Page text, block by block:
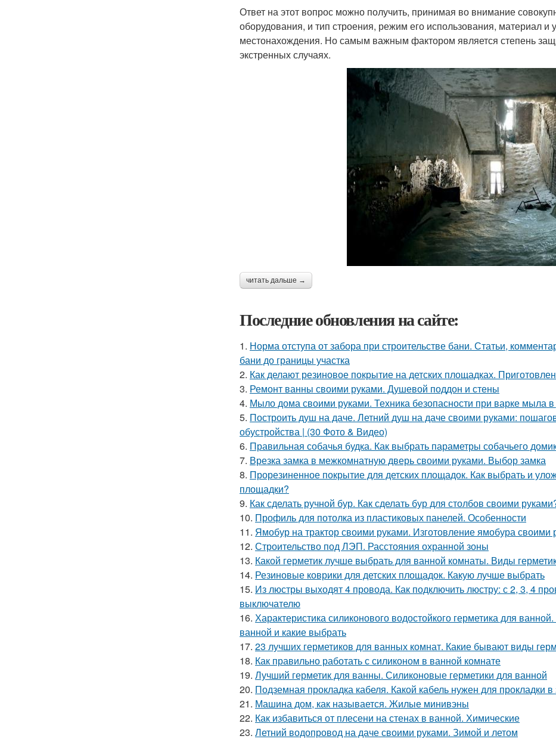
Ответ на этот вопрос можно получить, принимая во внимание
оборудования, и тип строения, режим его использования, материал и
местонахождения. Но самым важным фактором является степень
экстренных случаях.
читать дальше →
Последние обновления на сайте:
1. Норма отступа от забора при строительстве бани. Статьи,
бани до границы участка
2. Как делают резиновое покрытие на детских площадках.
3. Ремонт ванны своими руками. Душевой поддон и стены
4. Мыло дома своими руками. Техника безопасности при варке мыла
5. Построить душ на даче. Летний душ на даче своими руками:
обустройства | (30 Фото & Видео)
6. Правильная собачья будка. Как выбрать параметры собачьего
7. Врезка замка в межкомнатную дверь своими руками. Выбор замка
8. Прорезиненное покрытие для детских площадок. Как выбрать и
площадки?
9. Как сделать ручной бур. Как сделать бур для столбов своими
10. Профиль для потолка из пластиковых панелей. Особенности
11. Ямобур на трактор своими руками. Изготовление ямобура своими
12. Строительство под ЛЭП. Расстояния охранной зоны
13. Какой герметик лучше выбрать для ванной комнаты. Виды
14. Резиновые коврики для детских площадок. Какую лучше выбрать
15. Из люстры выходят 4 провода. Как подключить люстру: с 2, 3, 4
выключателю
16. Характеристика силиконового водостойкого герметика для
ванной и какие выбрать
17. 23 лучших герметиков для ванных комнат. Какие бывают виды
18. Как правильно работать с силиконом в ванной комнате
19. Лучший герметик для ванны. Силиконовые герметики для ванной
20. Подземная прокладка кабеля. Какой кабель нужен для прокладки
21. Машина дом, как называется. Жилые минивэны
22. Как избавиться от плесени на стенах в ванной. Химические
23. Летний водопровод на даче своими руками. Зимой и летом